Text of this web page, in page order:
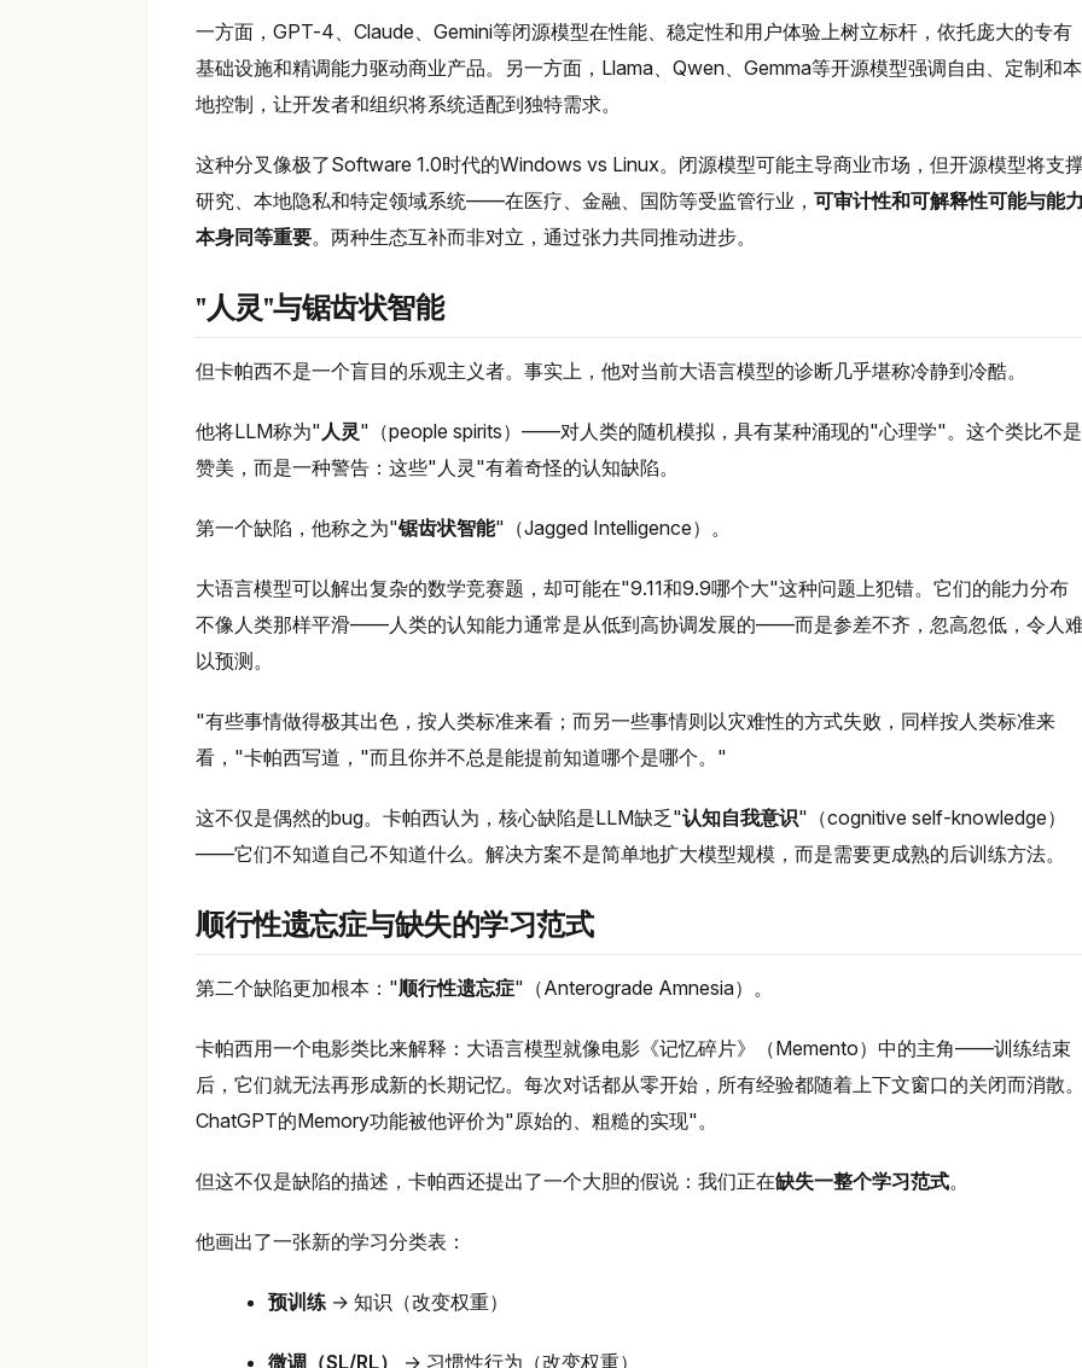
一方面，GPT-4、Claude、Gemini等闭源模型在性能、稳定性和用户体验上树立标杆，依托庞大的专有
基础设施和精调能力驱动商业产品。另一方面，Llama、Qwen、Gemma等开源模型强调自由、定制和本
地控制，让开发者和组织将系统适配到独特需求。
这种分叉像极了Software 1.0时代的Windows vs Linux。闭源模型可能主导商业市场，但开源模型将支
研究、本地隐私和特定领域系统——在医疗、金融、国防等受监管行业， 可审计性和可解释性可能与能
本身同等重要。两种生态互补而非对立，通过张力共同推动进步。
"人灵"与锯齿状智能
但卡帕西不是一个盲目的乐观主义者。事实上，他对当前大语言模型的诊断几乎堪称冷静到冷酷。
他将LLM称为" 人灵"（people spirits）——对人类的随机模拟，具有某种涌现的"心理学"。这个类比不是
赞美，而是一种警告：这些"人灵"有着奇怪的认知缺陷。
第一个缺陷，他称之为"锯齿状智能"（Jagged Intelligence）。
大语言模型可以解出复杂的数学竞赛题，却可能在"9.11和9.9哪个大"这种问题上犯错。它们的能力分布
不像人类那样平滑——人类的认知能力通常是从低到高协调发展的——而是参差不齐，忽高忽低，令人
以预测。
"有些事情做得极其出色，按人类标准来看；而另一些事情则以灾难性的方式失败，同样按人类标准来
看，"卡帕西写道，"而且你并不总是能提前知道哪个是哪个。"
这不仅是偶然的bug。卡帕西认为，核心缺陷是LLM缺乏"认知自我意识"（cognitive self-knowledge）
——它们不知道自己不知道什么。解决方案不是简单地扩大模型规模，而是需要更成熟的后训练方法。
顺行性遗忘症与缺失的学习范式
第二个缺陷更加根本："顺行性遗忘症"（Anterograde Amnesia）。
卡帕西用一个电影类比来解释：大语言模型就像电影《记忆碎片》（Memento）中的主角——训练结束
后，它们就无法再形成新的长期记忆。每次对话都从零开始，所有经验都随着上下文窗口的关闭而消散
ChatGPT的Memory功能被他评价为"原始的、粗糙的实现"。
但这不仅是缺陷的描述，卡帕西还提出了一个大胆的假说：我们正在缺失一整个学习范式。
他画出了一张新的学习分类表：
预训练 → 知识（改变权重）
微调（SL/RL） → 习惯性行为（改变权重）